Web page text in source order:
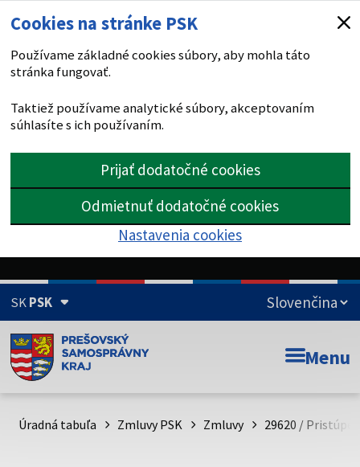
Cookies na stránke PSK
Používame základné cookies súbory, aby mohla táto
stránka fungovať.
Taktiež používame analytické súbory, akceptovaním
súhlasíte s ich používaním.
Prijať dodatočné cookies
Odmietnuť dodatočné cookies
Nastavenia cookies
SKPSK
Doména psk.sk je oficiálna
Toto je oficiálna webová stránka Prešovského
psk.sk.
Menu
Úradná tabuľa Zmluvy PSK Zmluvy 29620 /